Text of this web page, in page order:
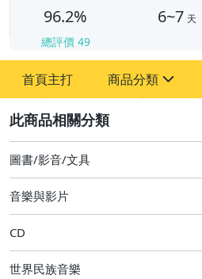
96.2%
總評價 49
6~7 天
首頁主打 商品分類
其它
[全店] 粉絲專享
[全店] 週年慶
圖書/影音/文具
音樂與影片
CD
世界民族音樂